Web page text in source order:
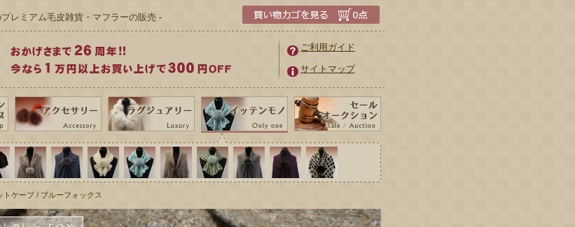
レミアム毛皮雑貨・マフラーの販売 -
ご利用ガイド
サイトマップ
トケープ / ブルーフォックス